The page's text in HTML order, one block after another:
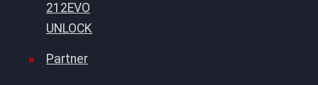
212EVO
UNLOCK
Partner